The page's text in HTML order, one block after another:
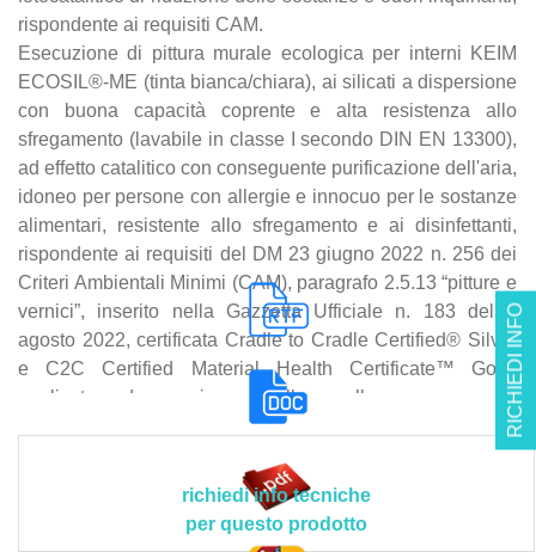
RICHIEDI INFO
rispondente ai requisiti CAM.
Esecuzione di pittura murale ecologica per interni KEIM
ECOSIL®-ME (tinta bianca/chiara), ai silicati a dispersione
con buona capacità coprente e alta resistenza allo
sfregamento (lavabile in classe I secondo DIN EN 13300),
ad effetto catalitico con conseguente purificazione dell'aria,
idoneo per persone con allergie e innocuo per le sostanze
alimentari, resistente allo sfregamento e ai disinfettanti,
rispondente ai requisiti del DM 23 giugno 2022 n. 256 dei
Criteri Ambientali Minimi (CAM), paragrafo 2.5.13 “pitture e
vernici”, inserito nella Gazzetta Ufficiale n. 183 del 6
agosto 2022, certificata Cradle to Cradle Certified® Silver
e C2C Certified Material Health Certificate™ Gold,
applicata a due mani a pennello, a rullo o a spruzzo su
tutte le usuali superfici interne comprese quelle in ambienti
Il prodotto deve rispettare le seguenti caratteristiche
tecniche e applicative peculiari > densità: ca. 1,4- 1,7
g/cm³; additivazione organica: ≤ 5%; valore pH: ca. 11;
richiedi info tecniche
per questo prodotto